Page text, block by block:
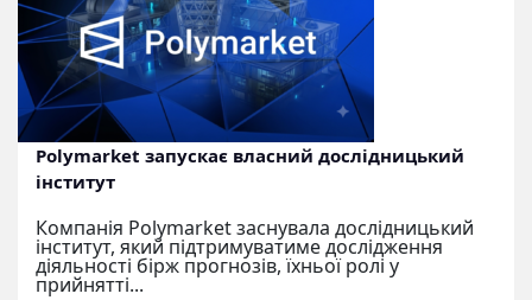
Polymarket запускає власний дослідницький
інститут
Компанія Polymarket заснувала дослідницький
інститут, який підтримуватиме дослідження
діяльності бірж прогнозів, їхньої ролі у
прийнятті...